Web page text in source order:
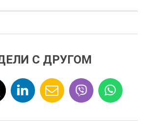
С ДРУГОМ